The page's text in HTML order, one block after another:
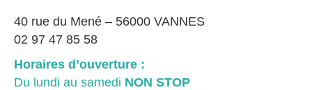
40 rue du Mené – 56000 VANNES
02 97 47 85 58
Horaires d’ouverture :
Du lundi au samedi NON STOP